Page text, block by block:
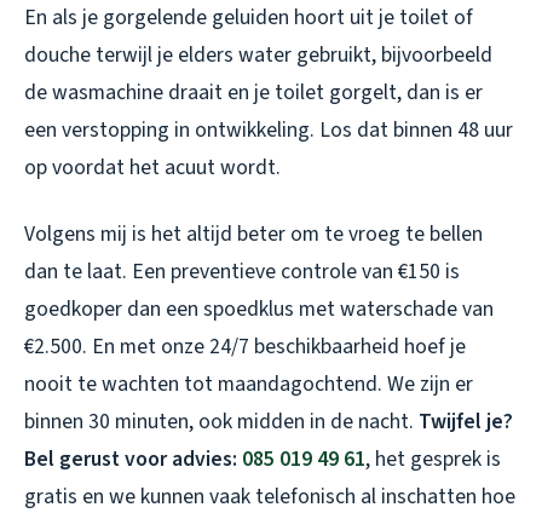
En als je gorgelende geluiden hoort uit je toilet of
douche terwijl je elders water gebruikt, bijvoorbeeld
de wasmachine draait en je toilet gorgelt, dan is er
een verstopping in ontwikkeling. Los dat binnen 48 uur
op voordat het acuut wordt.
Volgens mij is het altijd beter om te vroeg te bellen
dan te laat. Een preventieve controle van €150 is
goedkoper dan een spoedklus met waterschade van
€2.500. En met onze 24/7 beschikbaarheid hoef je
nooit te wachten tot maandagochtend. We zijn er
binnen 30 minuten, ook midden in de nacht. Twijfel je?
Bel gerust voor advies: 085 019 49 61, het gesprek is
gratis en we kunnen vaak telefonisch al inschatten hoe